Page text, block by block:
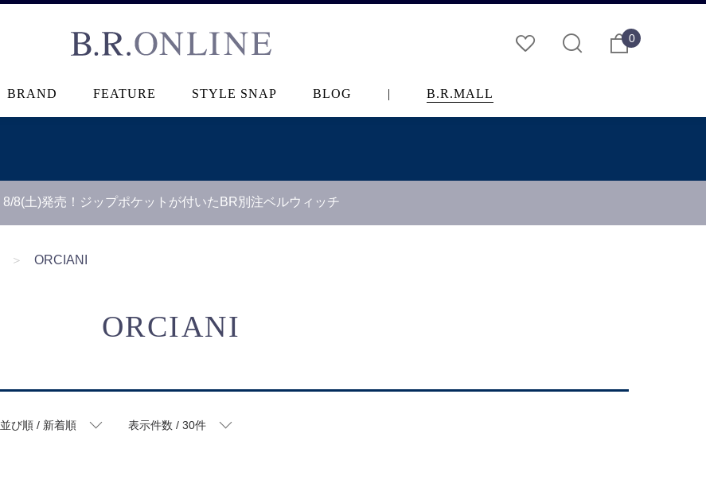
0
BRAND FEATURE STYLE SNAP BLOG | B.R.MALL
8/8(土)発売！ジップポケットが付いたBR別注ベルウィッチ
＞ ORCIANI
ORCIANI
並び順 / 新着順 表示件数 / 30件